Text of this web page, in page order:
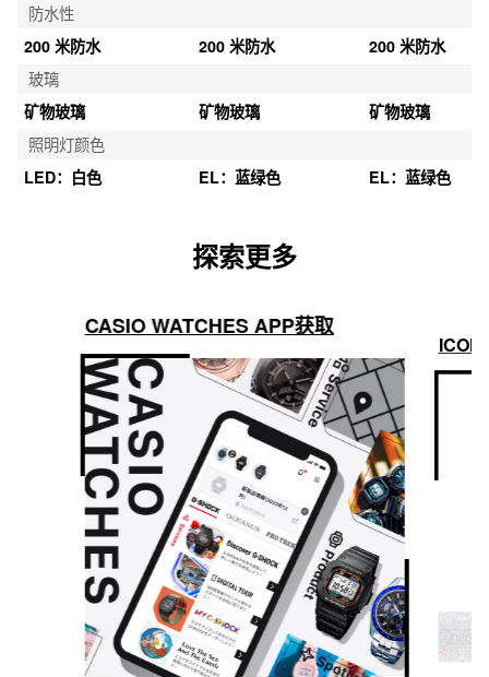
防水性
200 米防水
200 米防水
200 米防水
玻璃
矿物玻璃
矿物玻璃
矿物玻璃
照明灯颜色
LED：白色
EL：蓝绿色 EL：蓝绿色
探索更多
CASIO WATCHES APP获取